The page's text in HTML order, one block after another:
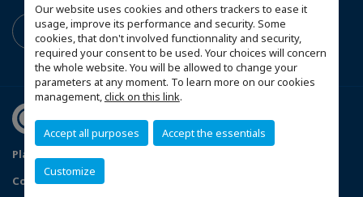
Our website uses cookies and others trackers to ease it
usage, improve its performance and security. Some
cookies, that don't involved functionnality and security,
required your consent to be used. Your choices will concern
the whole website. You will be allowed to change your
parameters at any moment. To learn more on our cookies
management,click on this link.
Accept all purposes Accept the essentials
Customize
Plan du site
Configurer vos préférences cookies